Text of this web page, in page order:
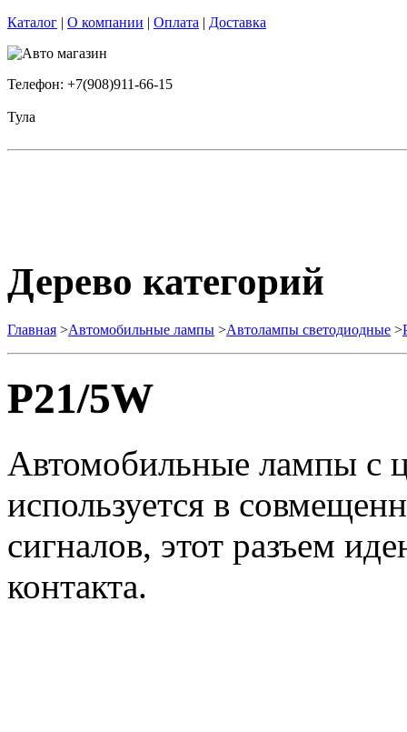
Каталог | О компании | Оплата | Доставка
Телефон: +7(908)911-66-15
Тула
Дерево категорий
Главная >Автомобильные лампы >Автолампы светодиодные >
P21/5W
Автомобильные лампы с
используется в
сигналов, этот разъем
контакта.